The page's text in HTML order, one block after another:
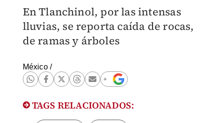
En Tlanchinol, por las intensas
lluvias, se reporta caída de rocas,
de ramas y árboles
México/
TAGS RELACIONADOS: